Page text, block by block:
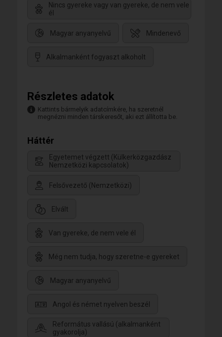
Nincs gyereke vagy van gyereke, de nem vele
él
Magyar anyanyelvű Mindenevő
Alkalmanként fogyaszt alkoholt
Részletes adatok
Kattints bármelyik adatcímkére, ha szeretnél
megnézni minden társkeresőt, aki ezt állította be.
Háttér
Egyetemet végzett (Külkerközgazdász
Nemzetközi kapcsolatok)
Felsővezető (Nemzetközi)
Elvált
Van gyereke, de nem vele él
Még nem tudja, hogy szeretne-e gyereket
Magyar anyanyelvű
Angol és német nyelven beszél
Református vallású (alkalmanként
gyakorolja)